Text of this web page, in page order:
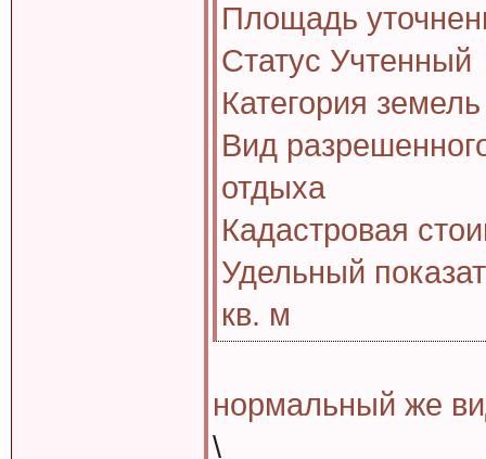
Площадь
Статус Учтенный
Категория
Вид
отдыха
Кадастровая
Удельный
кв. м
нормальный же
\